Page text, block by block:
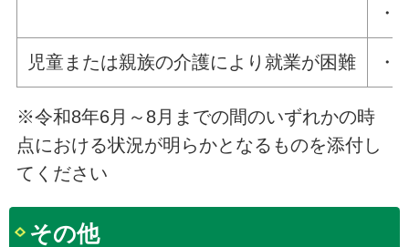
・
児童または親族の介護により就業が困難 ・
※令和8年6月～8月までの間のいずれかの時
点における状況が明らかとなるものを添付し
てください
その他